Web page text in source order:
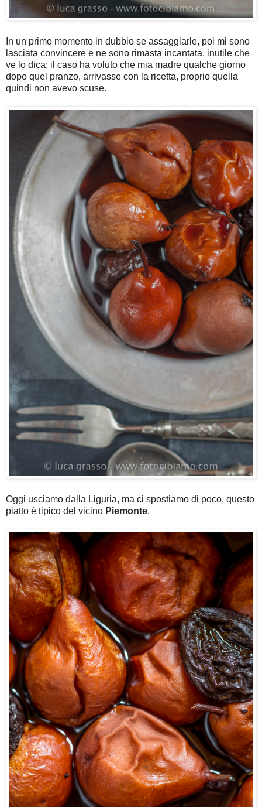
In un primo momento in dubbio se assaggiarle, poi mi sono
lasciata convincere e ne sono rimasta incantata, inutile che
ve lo dica; il caso ha voluto che mia madre qualche giorno
dopo quel pranzo, arrivasse con la ricetta, proprio quella
quindi non avevo scuse.
Oggi usciamo dalla Liguria, ma ci spostiamo di poco, questo
piatto è tipico del vicino Piemonte.